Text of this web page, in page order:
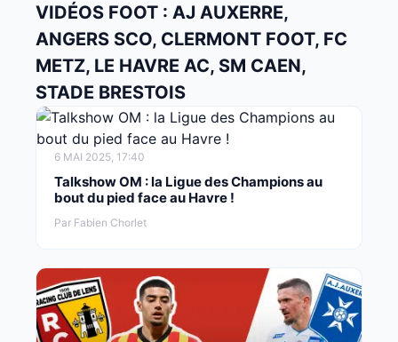
VIDÉOS FOOT : AJ AUXERRE,
ANGERS SCO, CLERMONT FOOT, FC
METZ, LE HAVRE AC, SM CAEN,
STADE BRESTOIS
6 MAI 2025, 17:40
Talkshow OM : la Ligue des Champions au
bout du pied face au Havre !
Par Fabien Chorlet